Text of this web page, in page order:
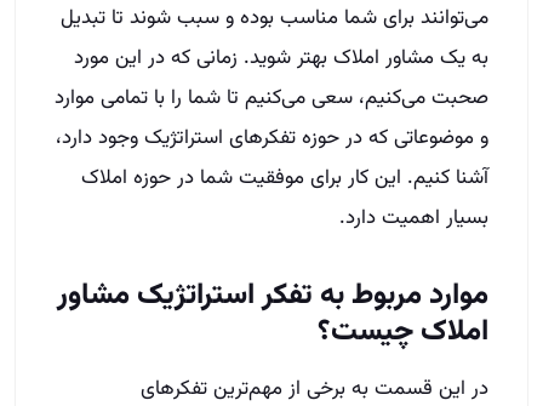
می‌توانند برای شما مناسب بوده و سبب شوند تا تبدیل
به یک مشاور املاک بهتر شوید. زمانی که در این مورد
صحبت می‌کنیم، سعی می‌کنیم تا شما را با تمامی موارد
و موضوعاتی که در حوزه تفکر‌های استراتژیک وجود دارد،
آشنا کنیم. این کار برای موفقیت شما در حوزه املاک
بسیار اهمیت دارد.
موارد مربوط به تفکر استراتژیک مشاور
املاک چیست؟
در این قسمت به برخی از مهم‌ترین تفکر‌های